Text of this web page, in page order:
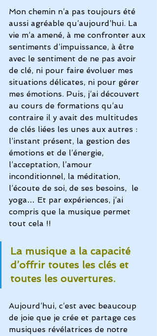
Mon chemin n’a pas toujours été
aussi agréable qu’aujourd’hui. La
vie m’a amené, à me confronter aux
sentiments d’impuissance, à être
avec le sentiment de ne pas avoir
de clé, ni pour faire évoluer mes
situations délicates, ni pour gérer
mes émotions. Puis, j’ai découvert
au cours de formations qu’au
contraire il y avait des multitudes
de clés liées les unes aux autres :
l’instant présent, la gestion des
émotions et de l’énergie,
l’acceptation, l’amour
inconditionnel, la méditation,
l’écoute de soi, de ses besoins,  le
yoga… Et par expériences, j’ai
compris que la musique permet
tout cela !!
La musique a la capacité
d’offrir toutes les clés et
toutes les ouvertures.
Aujourd’hui, c’est avec beaucoup
de joie que je crée et partage ces
musiques révélatrices de notre